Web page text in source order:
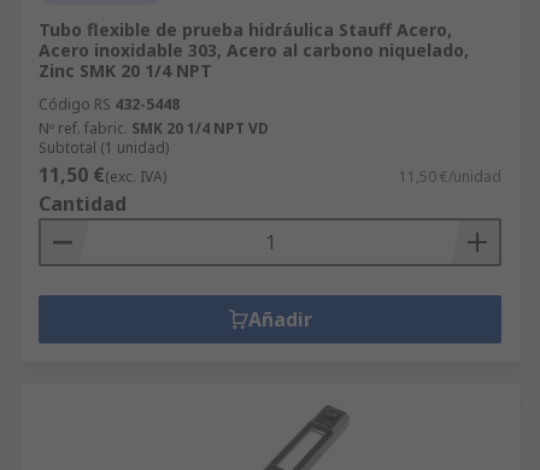
Tubo flexible de prueba hidráulica Stauff Acero,
Acero inoxidable 303, Acero al carbono niquelado,
Zinc SMK 20 1/4 NPT
Código RS 432-5448
Nº ref. fabric. SMK 20 1/4 NPT VD
Subtotal (1 unidad)
11,50 €(exc. IVA) 11,50 €/unidad
Cantidad
Añadir